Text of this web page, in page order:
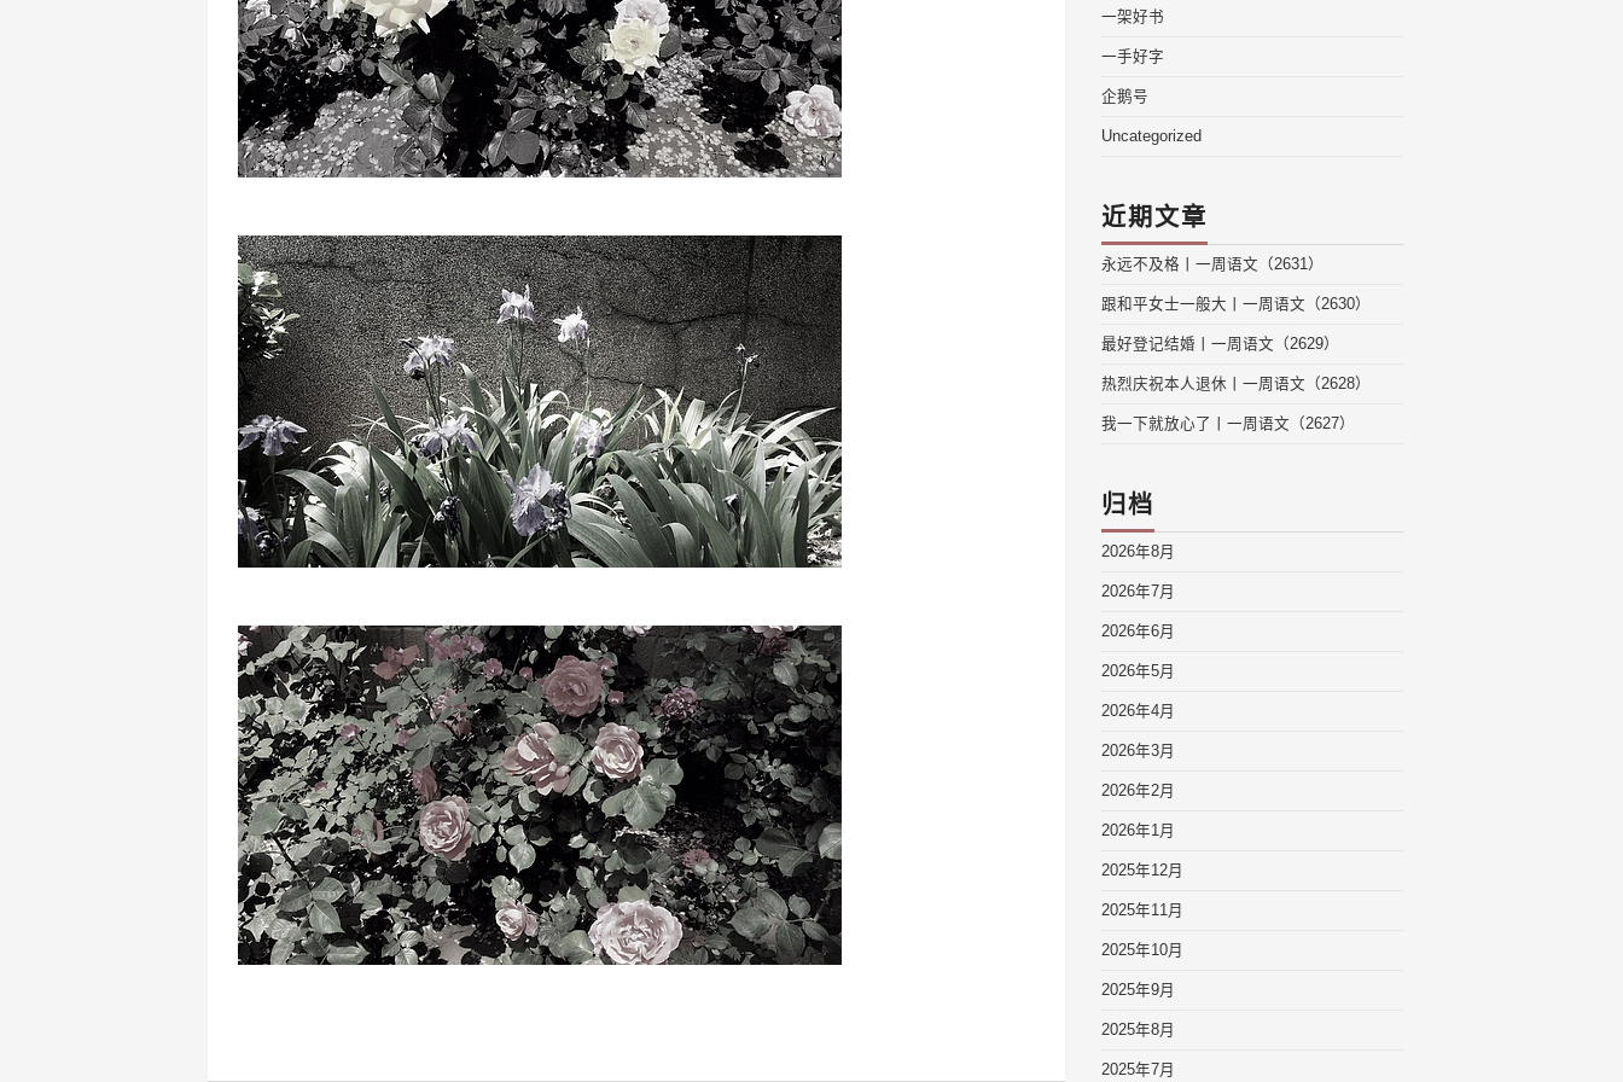
一架好书
一手好字
企鹅号
Uncategorized
近期文章
永远不及格丨一周语文（2631）
跟和平女士一般大丨一周语文（2630）
最好登记结婚丨一周语文（2629）
热烈庆祝本人退休丨一周语文（2628）
我一下就放心了丨一周语文（2627）
归档
2026年8月
2026年7月
2026年6月
2026年5月
2026年4月
2026年3月
2026年2月
2026年1月
2025年12月
2025年11月
2025年10月
2025年9月
2025年8月
2025年7月